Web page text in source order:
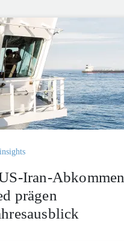
Iran-Abkommen
prägen